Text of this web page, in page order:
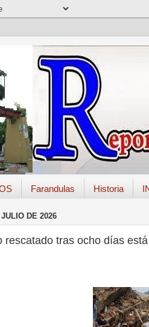
Farandulas Historia
DE 2026
rescatado tras ocho días